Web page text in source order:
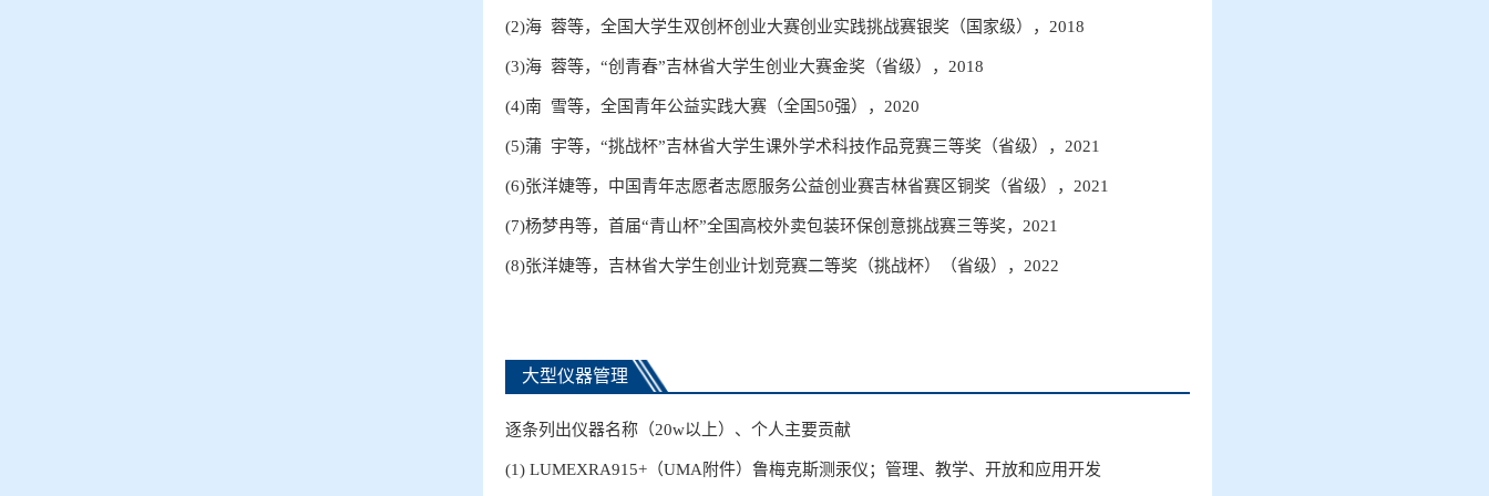
(2)海 蓉等，全国大学生双创杯创业大赛创业实践挑战赛银奖（国家级）， 2018
(3)海 蓉等，“创青春”吉林省大学生创业大赛金奖（省级）， 2018
(4)南 雪等，全国青年公益实践大赛（全国 50强）， 2020
(5)蒲 宇等，“挑战杯”吉林省大学生课外学术科技作品竞赛三等奖（省级）， 2021
(6)张洋婕等，中国青年志愿者志愿服务公益创业赛吉林省赛区铜奖（省级）， 2021
(7)杨梦冉等，首届“青山杯”全国高校外卖包装环保创意挑战赛三等奖， 2021
(8)张洋婕等，吉林省大学生创业计划竞赛二等奖（挑战杯）（省级）， 2022
大型仪器管理
逐条列出仪器名称（20w以上） 、个人主要贡献
(1) LUMEXRA915+（UMA附件）鲁梅克斯测汞仪；管理、教学、开放和应用开发